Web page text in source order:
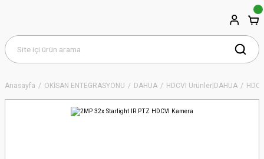
Anasayfa OKİSAN ENTEGRASYONU DAHUA HDCVI Ürünler|DAHUA